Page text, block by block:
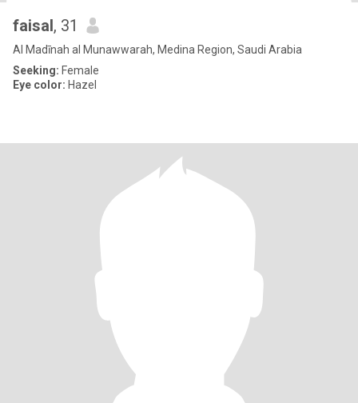
faisal, 31
Al Madīnah al Munawwarah, Medina Region, Saudi Arabia
Seeking: Female
Eye color: Hazel